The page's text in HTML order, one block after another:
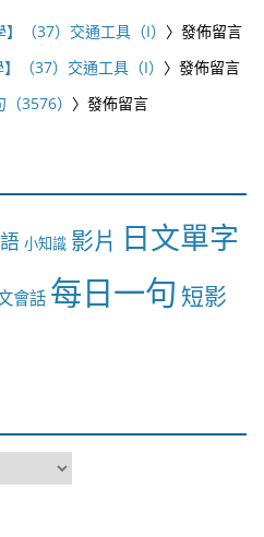
】（37）交通工具（I） 〉發佈留言
】（37）交通工具（I） 〉發佈留言
3576） 〉發佈留言
小知識 影片 日文單字
會話 每日一句 短影